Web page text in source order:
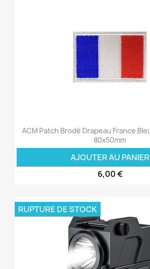
ACM Patch Brodé Drapeau France
80x50mm
AJOUTER AU PANIER
6,00 €
RUPTURE DE STOCK